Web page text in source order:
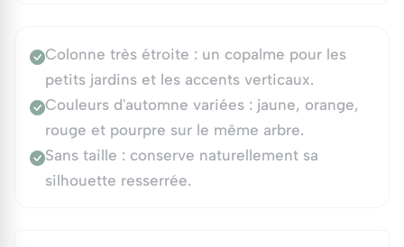
Colonne très étroite : un copalme pour les
petits jardins et les accents verticaux.
Couleurs d'automne variées : jaune, orange,
rouge et pourpre sur le même arbre.
Sans taille : conserve naturellement sa
silhouette resserrée.